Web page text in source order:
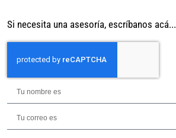
Si necesita una asesoría, escríbanos acá...